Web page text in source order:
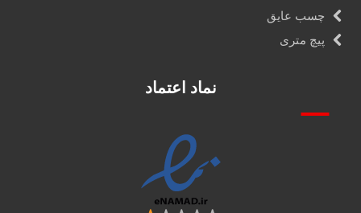
چسب عایق
پیچ متری
نماد اعتماد